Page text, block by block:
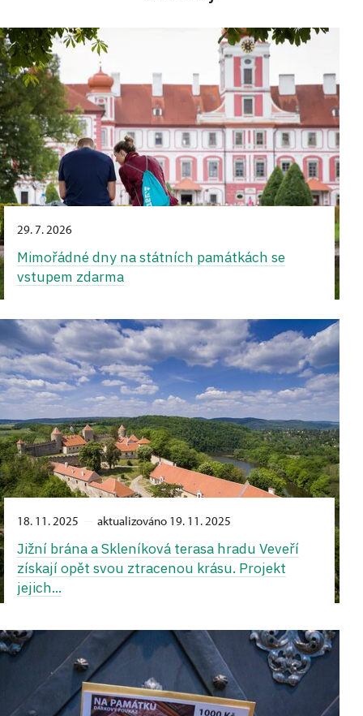
29. 7. 2026
Mimořádné dny na státních památkách se
vstupem zdarma
18. 11. 2025 aktualizováno 19. 11. 2025
Jižní brána a Skleníková terasa hradu Veveří
získají opět svou ztracenou krásu. Projekt
jejich...